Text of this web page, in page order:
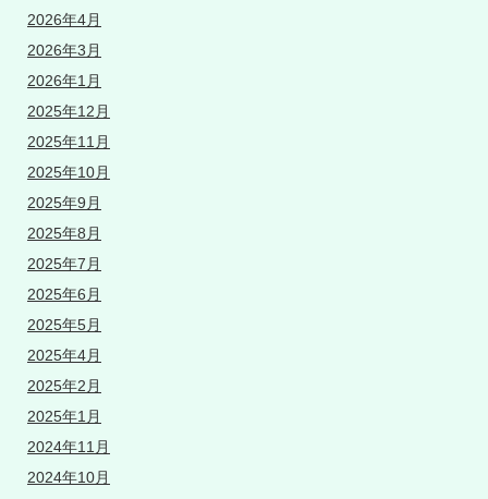
2026年4月
2026年3月
2026年1月
2025年12月
2025年11月
2025年10月
2025年9月
2025年8月
2025年7月
2025年6月
2025年5月
2025年4月
2025年2月
2025年1月
2024年11月
2024年10月